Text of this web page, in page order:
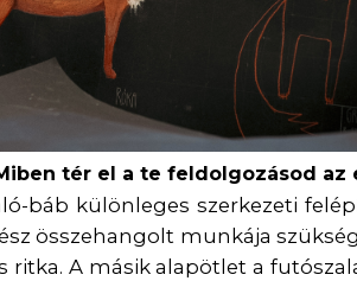
tér el a te feldolgozásod az
báb különleges szerkezeti
összehangolt munkája
A másik alapötlet a